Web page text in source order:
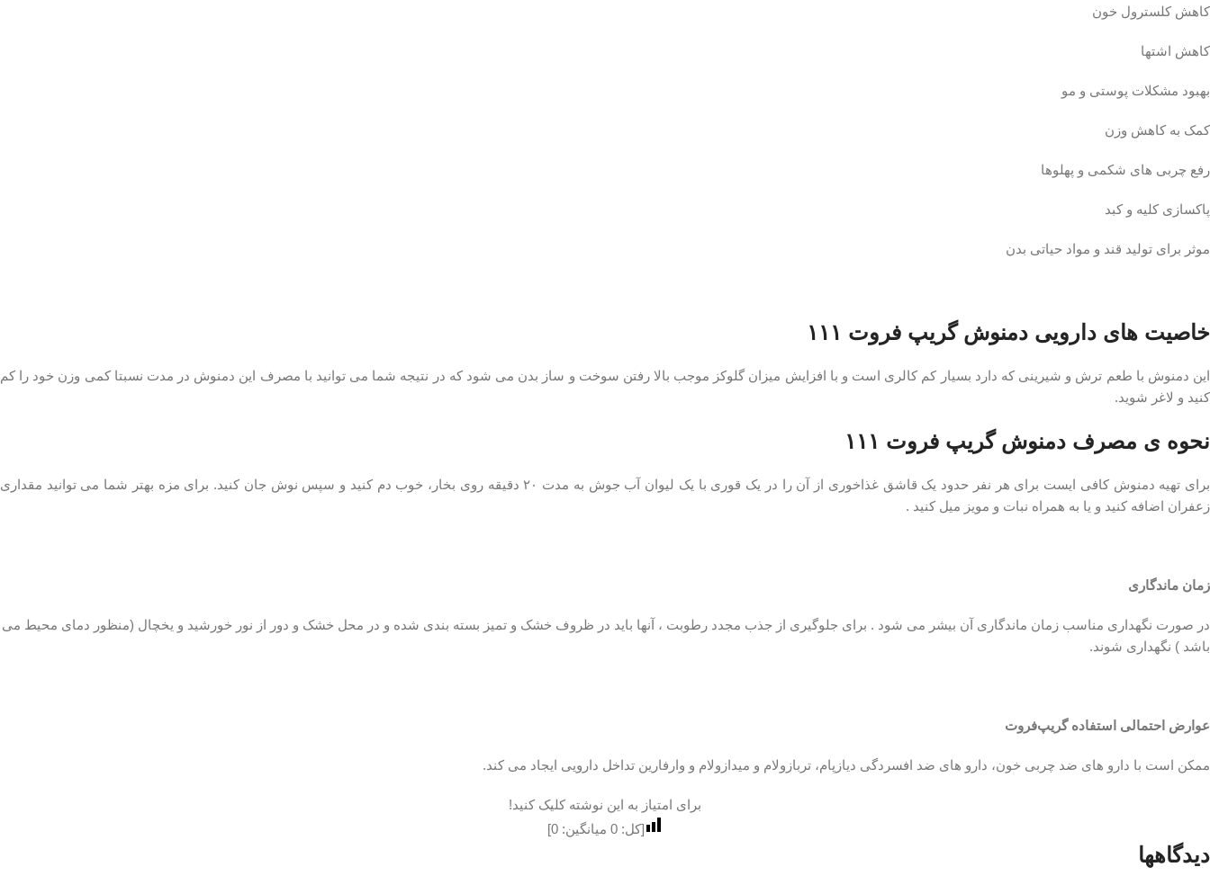
کاهش کلسترول خون
کاهش اشتها
بهبود مشکلات پوستی و مو
کمک به کاهش وزن
رفع چربی های شکمی و پهلوها
پاکسازی کلیه و کبد
موثر برای تولید قند و مواد حیاتی بدن
خاصیت های دارویی دمنوش گریپ فروت ۱۱۱
این دمنوش با طعم ترش و شیرینی که دارد بسیار کم کالری است و با افزایش میزان گلوکز موجب بالا رفتن سوخت و ساز بدن می شود که در نتیجه شما می توانید با مصرف این دمنوش در مدت نسبتا کمی وزن خود را کم
کنید و لاغر شوید.
نحوه ی مصرف دمنوش گریپ فروت ۱۱۱
برای تهیه دمنوش کافی ایست برای هر نفر حدود یک قاشق غذاخوری از آن را در یک قوری با یک لیوان آب جوش به مدت ۲۰ دقیقه روی بخار، خوب دم کنید و سپس نوش جان کنید. برای مزه بهتر شما می توانید مقداری
زعفران اضافه کنید و یا به همراه نبات و مویز میل کنید .
زمان ماندگاری
در صورت نگهداری مناسب زمان ماندگاری آن بیشر می شود . برای جلوگیری از جذب مجدد رطوبت ، آنها باید در ظروف خشک و تمیز بسته بندی شده و در محل خشک و دور از نور خورشید و یخچال (منظور دمای محیط می
باشد ) نگهداری شوند.
عوارض احتمالی استفاده گریپ‌فروت
ممکن است با دارو های ضد چربی خون، دارو های ضد افسردگی دیازپام، تربازولام و میدازولام و وارفارین تداخل دارویی ایجاد می کند.
برای امتیاز به این نوشته کلیک کنید!
[کل: 0 میانگین: 0
]
دیدگاهها